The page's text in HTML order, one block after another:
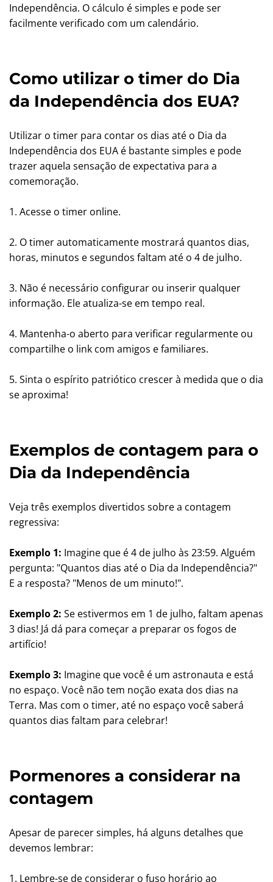
Independência. O cálculo é simples e pode ser
facilmente verificado com um calendário.
Como utilizar o timer do Dia
da Independência dos EUA?
Utilizar o timer para contar os dias até o Dia da
Independência dos EUA é bastante simples e pode
trazer aquela sensação de expectativa para a
comemoração.
1. Acesse o timer online.
2. O timer automaticamente mostrará quantos dias,
horas, minutos e segundos faltam até o 4 de julho.
3. Não é necessário configurar ou inserir qualquer
informação. Ele atualiza-se em tempo real.
4. Mantenha-o aberto para verificar regularmente ou
compartilhe o link com amigos e familiares.
5. Sinta o espírito patriótico crescer à medida que o dia
se aproxima!
Exemplos de contagem para o
Dia da Independência
Veja três exemplos divertidos sobre a contagem
regressiva:
Exemplo 1: Imagine que é 4 de julho às 23:59. Alguém
pergunta: "Quantos dias até o Dia da Independência?"
E a resposta? "Menos de um minuto!".
Exemplo 2: Se estivermos em 1 de julho, faltam apenas
3 dias! Já dá para começar a preparar os fogos de
artifício!
Exemplo 3: Imagine que você é um astronauta e está
no espaço. Você não tem noção exata dos dias na
Terra. Mas com o timer, até no espaço você saberá
quantos dias faltam para celebrar!
Pormenores a considerar na
contagem
Apesar de parecer simples, há alguns detalhes que
devemos lembrar:
1. Lembre-se de considerar o fuso horário ao